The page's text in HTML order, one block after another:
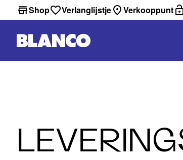
Shop Verlanglijstje Verkooppunt